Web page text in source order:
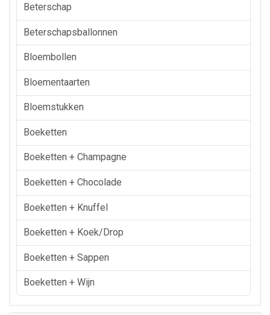
Beterschap
Beterschapsballonnen
Bloembollen
Bloementaarten
Bloemstukken
Boeketten
Boeketten + Champagne
Boeketten + Chocolade
Boeketten + Knuffel
Boeketten + Koek/drop
Boeketten + Sappen
Boeketten + Wijn